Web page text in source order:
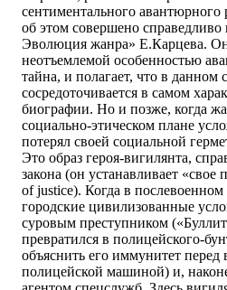
сентиментального
об этом совершено справедливо
Эволюция жанра» Е.Карцева.
неотъемлемой особенностью
тайна, и полагает, что в данном
сосредоточивается в самом
биографии. Но и позже, когда
социально-этическом плане
потерял своей социальной
Это образ героя-вигилянта,
закона (он устанавливает «свое
of justice). Когда в
городские цивилизованные
суровым преступником
превратился в полицейского-
объяснить его иммунитет перед
полицейской машиной) и,